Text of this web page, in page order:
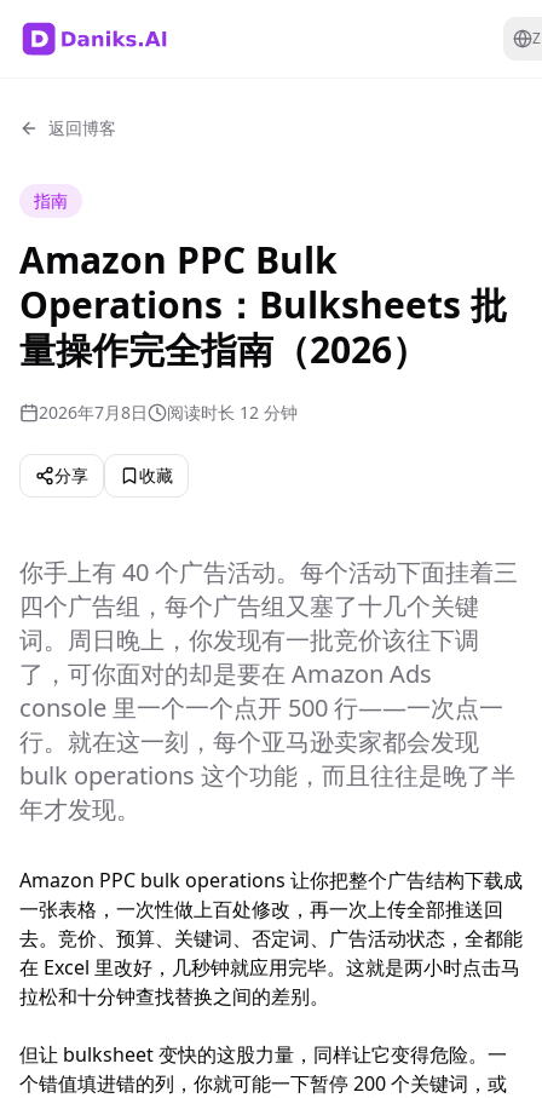
返回博客
指南
Amazon PPC Bulk
Operations：Bulksheets 批
量操作完全指南（2026）
2026年7月8日 阅读时长 12 分钟
分享 收藏
你手上有 40 个广告活动。每个活动下面挂着三
四个广告组，每个广告组又塞了十几个关键
词。周日晚上，你发现有一批竞价该往下调
了，可你面对的却是要在 Amazon Ads
console 里一个一个点开 500 行——一次点一
行。就在这一刻，每个亚马逊卖家都会发现
bulk operations 这个功能，而且往往是晚了半
年才发现。
Amazon PPC bulk operations 让你把整个广告结构下载成
一张表格，一次性做上百处修改，再一次上传全部推送回
去。竞价、预算、关键词、否定词、广告活动状态，全都能
在 Excel 里改好，几秒钟就应用完毕。这就是两小时点击马
拉松和十分钟查找替换之间的差别。
但让 bulksheet 变快的这股力量，同样让它变得危险。一
个错值填进错的列，你就可能一下暂停 200 个关键词，或